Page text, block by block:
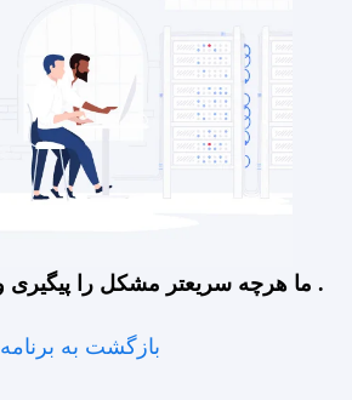
ما هرچه سریعتر مشکل را پیگیری و برطرف می کنیم .
بازگشت به برنامه